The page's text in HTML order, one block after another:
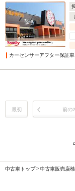
カーセンサーアフター保証車
最初 前の
中古車トップ 中古車販売店